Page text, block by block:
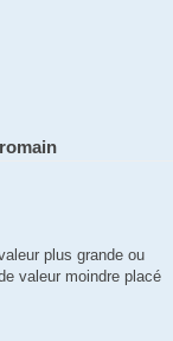
plus grande ou
valeur moindre placé